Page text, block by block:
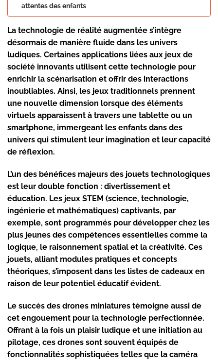
attentes des enfants
La technologie de réalité augmentée s’intègre
désormais de manière fluide dans les univers
ludiques. Certaines applications liées aux jeux de
société innovants utilisent cette technologie pour
enrichir la scénarisation et offrir des interactions
inoubliables. Ainsi, les jeux traditionnels prennent
une nouvelle dimension lorsque des éléments
virtuels apparaissent à travers une tablette ou un
smartphone, immergeant les enfants dans des
univers qui stimulent leur imagination et leur capacité
de réflexion.
L’un des bénéfices majeurs des jouets technologiques
est leur double fonction : divertissement et
éducation. Les jeux STEM (science, technologie,
ingénierie et mathématiques) captivants, par
exemple, sont programmés pour développer chez les
plus jeunes des compétences essentielles comme la
logique, le raisonnement spatial et la créativité. Ces
jouets, alliant modules pratiques et concepts
théoriques, s’imposent dans les listes de cadeaux en
raison de leur potentiel éducatif évident.
Le succès des drones miniatures témoigne aussi de
cet engouement pour la technologie perfectionnée.
Offrant à la fois un plaisir ludique et une initiation au
pilotage, ces drones sont souvent équipés de
fonctionnalités sophistiquées telles que la caméra